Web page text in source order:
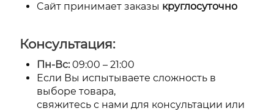
Cайт принимает заказы круглосуточно
Консультация:
Пн-Вс: 09:00 – 21:00
Если Вы испытываете сложность в
выборе товара,
свяжитесь с нами для консультации или